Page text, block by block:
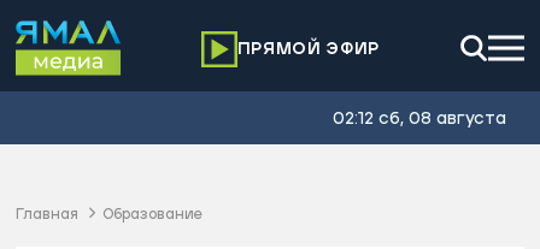
ПРЯМОЙ ЭФИР
02:12 сб, 08 августа
Главная Образование